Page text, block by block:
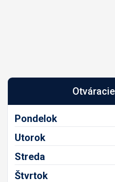
Pondelok
Utorok
Streda
Štvrtok